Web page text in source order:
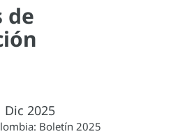
de
Dic 2025
Boletín 2025